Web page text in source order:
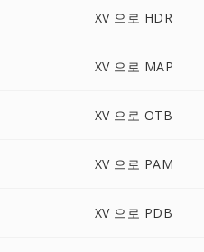
XV 으로 HDR
XV 으로 MAP
XV 으로 OTB
XV 으로 PAM
XV 으로 PDB